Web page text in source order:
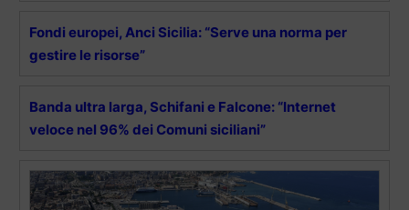
Fondi europei, Anci Sicilia: “Serve una norma per
gestire le risorse”
Banda ultra larga, Schifani e Falcone: “Internet
veloce nel 96% dei Comuni siciliani”